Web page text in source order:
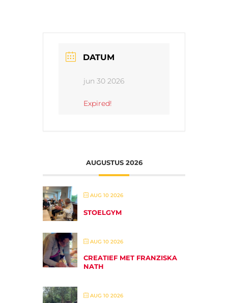
DATUM
jun 30 2026
Expired!
AUGUSTUS 2026
AUG 10 2026
STOELGYM
AUG 10 2026
CREATIEF MET FRANZISKA
NATH
AUG 10 2026